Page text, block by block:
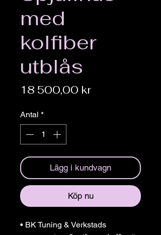
med
kolfiber
utblås
18 500,00 krPris
Antal *
Lägg i kundvagn
Köp nu
• BK Tuning & Verkstads